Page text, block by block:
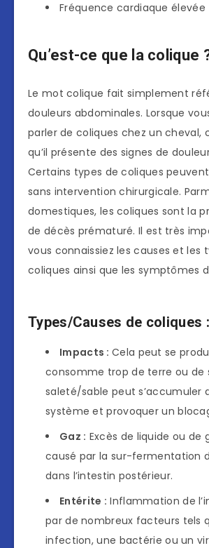
Fréquence cardiaque élevée
Qu’est-ce que la colique
Le mot colique fait simplement
douleurs abdominales. Lorsque
parler de coliques chez un cheval,
qu’il présente des signes de
Certains types de coliques
sans intervention chirurgicale.
domestiques, les coliques sont la
de décès prématuré. Il est très
vous connaissiez les causes et les
coliques ainsi que les symptômes
Types/Causes de coliques :
Impacts : Cela peut se
consomme trop de terre ou de
saleté/sable peut s’accumuler
système et provoquer un
Gaz : Excès de liquide ou de
causé par la sur-fermentation
dans l’intestin postérieur.
Entérite : Inflammation de
par de nombreux facteurs tels
infection, une bactérie ou un